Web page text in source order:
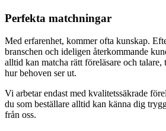
Perfekta matchningar
Med erfarenhet, kommer ofta kunskap.
branschen och ideligen återkommande
alltid kan matcha rätt föreläsare och
hur behoven ser ut.
Vi arbetar endast med kvalitetssäkrade
du som beställare alltid kan känna dig
från oss.